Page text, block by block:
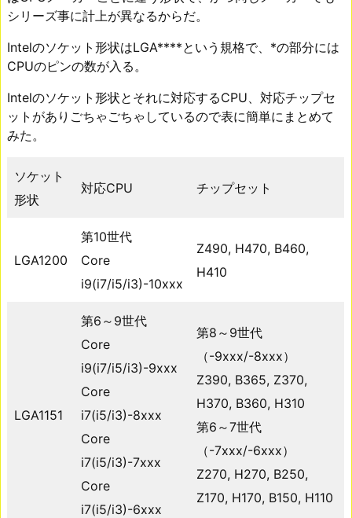
シリーズ事に計上が異なるからだ。
Intelのソケット形状はLGA****という規格で、*の部分には
CPUのピンの数が入る。
Intelのソケット形状とそれに対応するCPU、対応チップセ
ットがありごちゃごちゃしているので表に簡単にまとめて
みた。
ソケット
形状
対応CPU チップセット
LGA1200
第10世代
Core
i9(i7/i5/i3)-10xxx
Z490, H470, B460,
H410
LGA1151
第6～9世代
Core
i9(i7/i5/i3)-9xxx
Core
i7(i5/i3)-8xxx
Core
i7(i5/i3)-7xxx
Core
i7(i5/i3)-6xxx
第8～9世代
（-9xxx/-8xxx）
Z390, B365, Z370,
H370, B360, H310
第6～7世代
（-7xxx/-6xxx）
Z270, H270, B250,
Z170, H170, B150, H110